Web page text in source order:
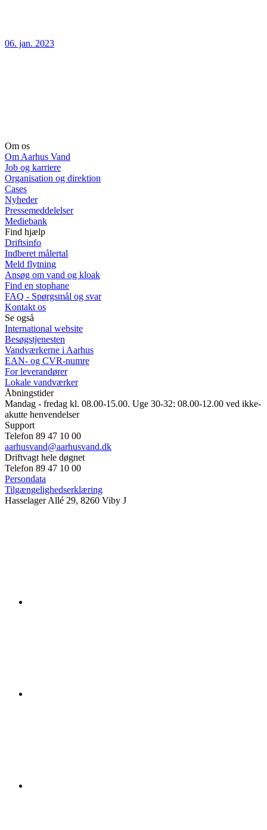
06. jan. 2023
Om os
Om Aarhus Vand
Job og karriere
Organisation og direktion
Cases
Nyheder
Pressemeddelelser
Mediebank
Find hjælp
Driftsinfo
Indberet målertal
Meld flytning
Ansøg om vand og kloak
Find en stophane
FAQ - Spørgsmål og svar
Kontakt os
Se også
International website
Besøgstjenesten
Vandværkerne i Aarhus
EAN- og CVR-numre
For leverandører
Lokale vandværker
Åbningstider
Mandag - fredag kl. 08.00-15.00. Uge 30-32: 08.00-12.00 ved ikke-
akutte henvendelser
Support
Telefon 89 47 10 00
aarhusvand@aarhusvand.dk
Driftvagt hele døgnet
Telefon 89 47 10 00
Persondata
Tilgængelighedserklæring
Hasselager Allé 29, 8260 Viby J